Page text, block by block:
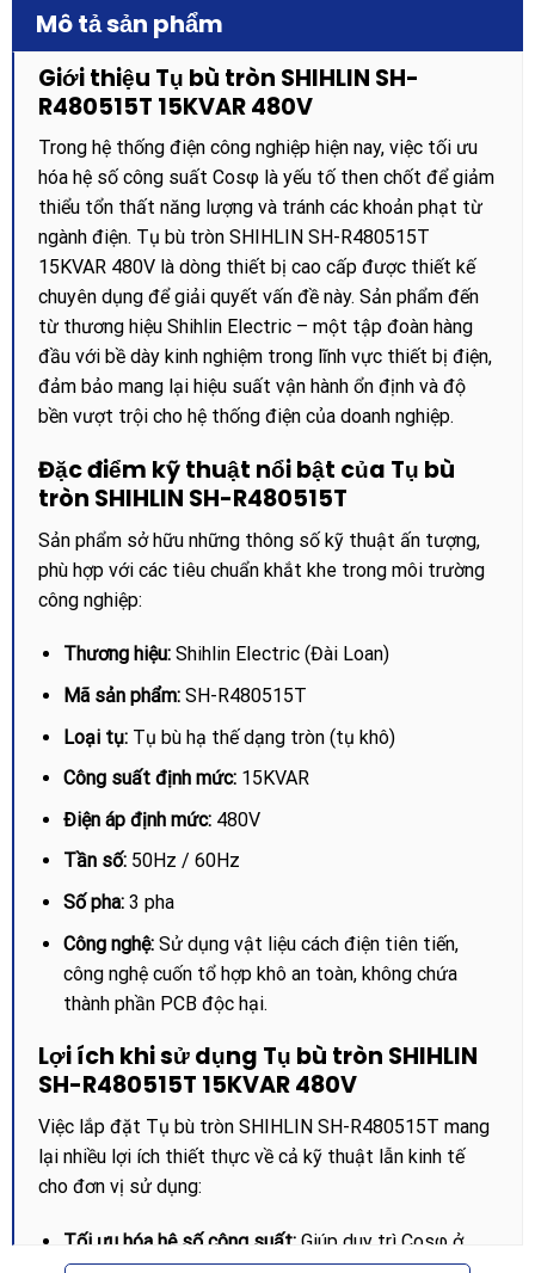
Mô tả sản phẩm
Giới thiệu Tụ bù tròn SHIHLIN SH-
R480515T 15KVAR 480V
Trong hệ thống điện công nghiệp hiện nay, việc tối ưu
hóa hệ số công suất Cosφ là yếu tố then chốt để giảm
thiểu tổn thất năng lượng và tránh các khoản phạt từ
ngành điện. Tụ bù tròn SHIHLIN SH-R480515T
15KVAR 480V là dòng thiết bị cao cấp được thiết kế
chuyên dụng để giải quyết vấn đề này. Sản phẩm đến
từ thương hiệu Shihlin Electric – một tập đoàn hàng
đầu với bề dày kinh nghiệm trong lĩnh vực thiết bị điện,
đảm bảo mang lại hiệu suất vận hành ổn định và độ
bền vượt trội cho hệ thống điện của doanh nghiệp.
Đặc điểm kỹ thuật nổi bật của Tụ bù
tròn SHIHLIN SH-R480515T
Sản phẩm sở hữu những thông số kỹ thuật ấn tượng,
phù hợp với các tiêu chuẩn khắt khe trong môi trường
công nghiệp:
Thương hiệu:Shihlin Electric (Đài Loan)
Mã sản phẩm:SH-R480515T
Loại tụ:Tụ bù hạ thế dạng tròn (tụ khô)
Công suất định mức:15KVAR
Điện áp định mức:480V
Tần số:50Hz / 60Hz
Số pha:3 pha
Công nghệ:Sử dụng vật liệu cách điện tiên tiến,
công nghệ cuốn tổ hợp khô an toàn, không chứa
thành phần PCB độc hại.
Lợi ích khi sử dụng Tụ bù tròn SHIHLIN
SH-R480515T 15KVAR 480V
Việc lắp đặt Tụ bù tròn SHIHLIN SH-R480515T mang
lại nhiều lợi ích thiết thực về cả kỹ thuật lẫn kinh tế
cho đơn vị sử dụng:
Tối ưu hóa hệ số công suất:Giúp duy trì Cosφ ở